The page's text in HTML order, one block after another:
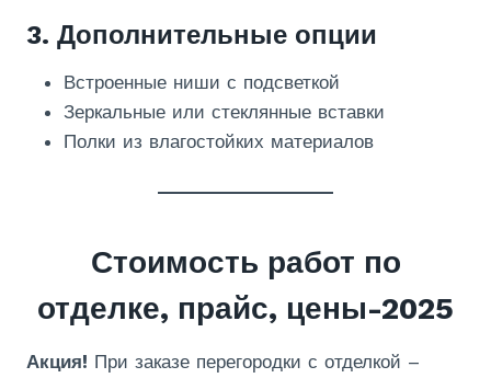
3. Дополнительные опции
Встроенные ниши с подсветкой
Зеркальные или стеклянные вставки
Полки из влагостойких материалов
Стоимость работ по
отделке, прайс, цены-2025
Акция! При заказе перегородки с отделкой –